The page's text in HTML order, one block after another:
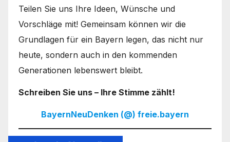
Teilen Sie uns Ihre Ideen, Wünsche und
Vorschläge mit! Gemeinsam können wir die
Grundlagen für ein Bayern legen, das nicht nur
heute, sondern auch in den kommenden
Generationen lebenswert bleibt.
Schreiben Sie uns – Ihre Stimme zählt!
BayernNeuDenken (@) freie.bayern